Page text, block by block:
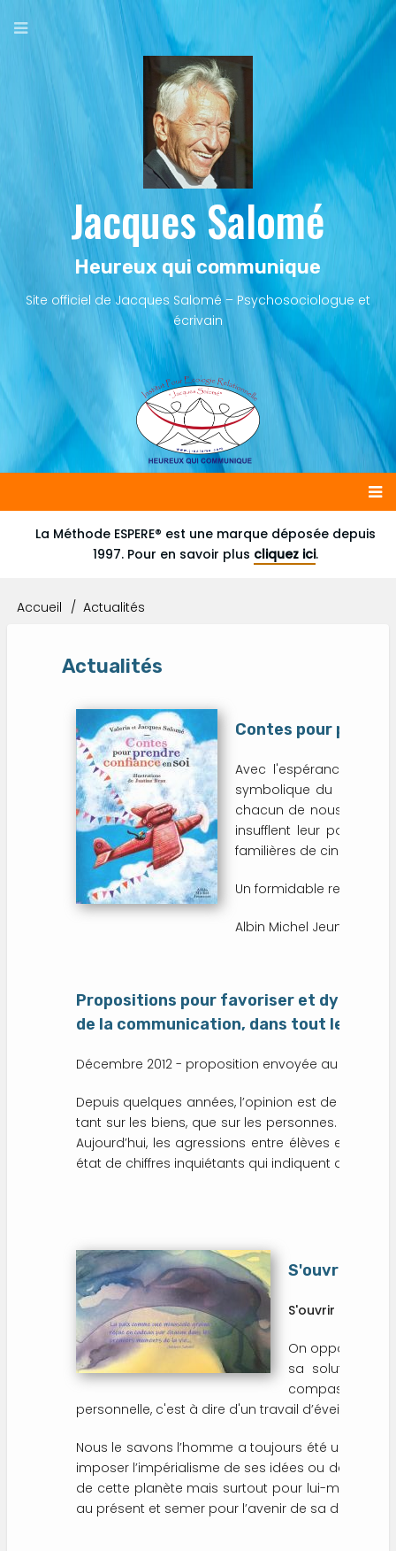
au
Jacques Salomé
Heureux qui communique
Site officiel de Jacques Salomé – Psychosociologue et
écrivain
Main
navigation
La Méthode ESPERE® est une marque déposée depuis
1997. Pour en savoir plus cliquez ici.
FilAccueil Actualités
Actualités
Contes pour
Avec l'espérance
symbolique du conte,
chacun de nous, elle
insufflent leur poésie,
familières de cinq petits
Un formidable recueil
Albin Michel Jeunesse,
Propositions pour favoriser et
de la communication, dans tout le
Décembre 2012 - proposition envoyée au
Depuis quelques années, l’opinion est de plus
tant sur les biens, que sur les personnes. Les
Aujourd’hui, les agressions entre élèves et
état de chiffres inquiétants qui indiquent que la
S'ouvrir de
S'ouvrir de
On oppose
sa solution.
compassion
personnelle, c'est à dire d'un travail d’éveil, de
Nous le savons l’homme a toujours été un
imposer l’impérialisme de ses idées ou de ses
de cette planète mais surtout pour lui-même Car
au présent et semer pour l’avenir de sa